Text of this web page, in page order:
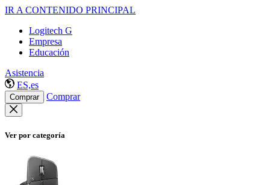
IR A CONTENIDO PRINCIPAL
Logitech G
Empresa
Educación
Asistencia
ES,es
Comprar Comprar
Ver por categoría